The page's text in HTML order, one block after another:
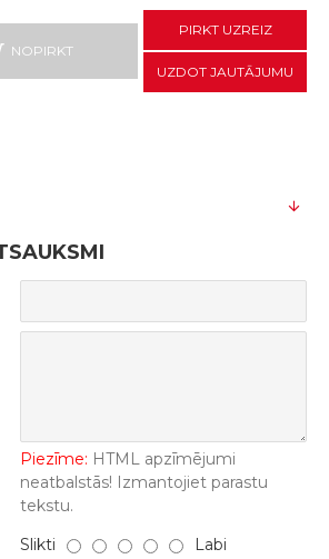
NOPIRKT
PIRKT UZREIZ
UZDOT JAUTĀJUMU
Piezīme: HTML apzīmējumi
neatbalstās! Izmantojiet parastu
tekstu.
Slikti Labi